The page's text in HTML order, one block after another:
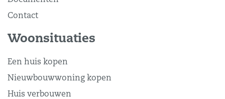
Contact
Woonsituaties
Een huis kopen
Nieuwbouwwoning kopen
Huis verbouwen